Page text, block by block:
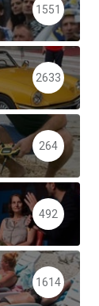
1551
2633
264
492
1614